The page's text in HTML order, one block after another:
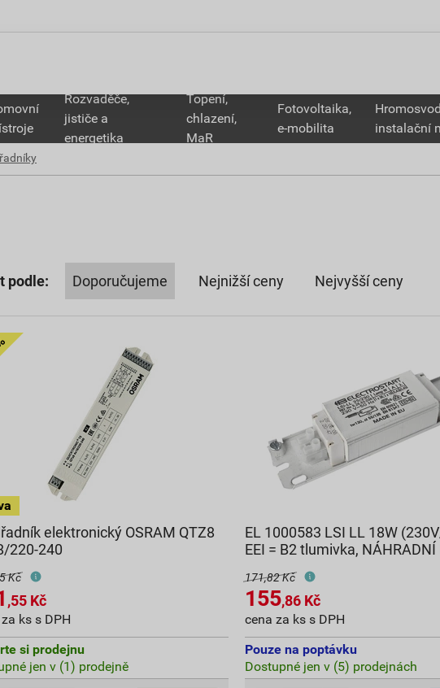
Rozvaděče,
jističe a
energetika
Topení,
chlazení,
MaR
Fotovoltaika,
e-mobilita
instalační
podle: Doporučujeme Nejnižší ceny Nejvyšší ceny
elektronický OSRAM QTZ8
220-240
Kč
,55 Kč
ks s DPH
si prodejnu
jen v (1) prodejně
EL 1000583 LSI LL 18W
EEI = B2 tlumivka, NÁHRADNÍ
171,82 Kč
155,86 Kč
cena za ks s DPH
Pouze na poptávku
Dostupné jen v (5) prodejnách